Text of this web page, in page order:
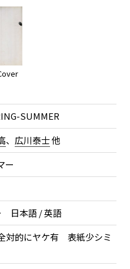
SUMMER
、 広川泰士他
ー
日本語 / 英語
対的にヤケ有 表紙少シミ